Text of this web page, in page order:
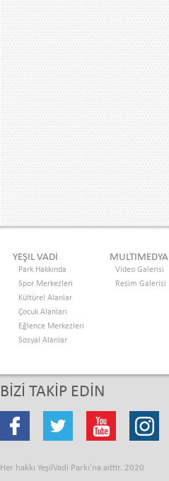
YEŞIL VADİ
Park Hakkında
Spor Merkezleri
Kültürel Alanlar
Çocuk Alanları
Eğlence Merkezleri
Sosyal Alanlar
MULTIMEDYA
Video Galerisi
Resim Galerisi
BİZİ TAKİP EDİN
Her hakkı YeşilVadi Parkı'na aittir. 2020